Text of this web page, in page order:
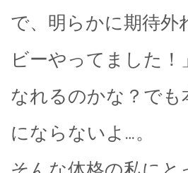
で、明らかに期待
ビーやってました
なれるのかな？で
にならないよ…。